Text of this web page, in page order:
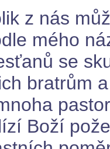
z nás
mého
se
bratrům
Boží